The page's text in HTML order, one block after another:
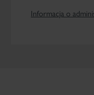
Informacja o